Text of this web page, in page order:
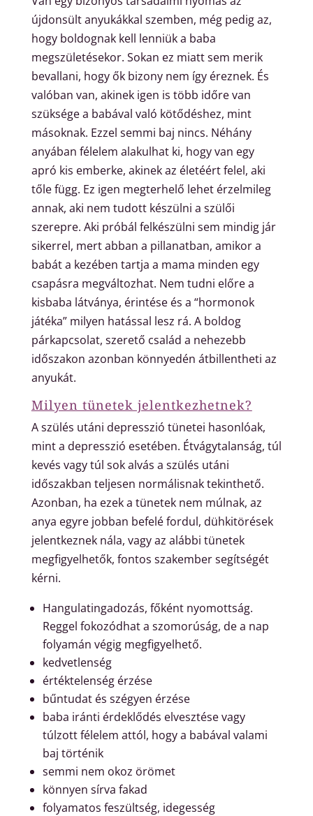
újdonsült anyukákkal szemben, még pedig az,
hogy boldognak kell lenniük a baba
megszületésekor. Sokan ez miatt sem merik
bevallani, hogy ők bizony nem így éreznek. És
valóban van, akinek igen is több időre van
szüksége a babával való kötődéshez, mint
másoknak. Ezzel semmi baj nincs. Néhány
anyában félelem alakulhat ki, hogy van egy
apró kis emberke, akinek az életéért felel, aki
tőle függ. Ez igen megterhelő lehet érzelmileg
annak, aki nem tudott készülni a szülői
szerepre. Aki próbál felkészülni sem mindig jár
sikerrel, mert abban a pillanatban, amikor a
babát a kezében tartja a mama minden egy
csapásra megváltozhat. Nem tudni előre a
kisbaba látványa, érintése és a “hormonok
játéka” milyen hatással lesz rá. A boldog
párkapcsolat, szerető család a nehezebb
időszakon azonban könnyedén átbillentheti az
anyukát.
Milyen tünetek jelentkezhetnek?
A szülés utáni depresszió tünetei hasonlóak,
mint a depresszió esetében. Étvágytalanság, túl
kevés vagy túl sok alvás a szülés utáni
időszakban teljesen normálisnak tekinthető.
Azonban, ha ezek a tünetek nem múlnak, az
anya egyre jobban befelé fordul, dühkitörések
jelentkeznek nála, vagy az alábbi tünetek
megfigyelhetők, fontos szakember segítségét
kérni.
Hangulatingadozás, főként nyomottság.
Reggel fokozódhat a szomorúság, de a nap
folyamán végig megfigyelhető.
kedvetlenség
értéktelenség érzése
bűntudat és szégyen érzése
baba iránti érdeklődés elvesztése vagy
túlzott félelem attól, hogy a babával valami
baj történik
semmi nem okoz örömet
könnyen sírva fakad
folyamatos feszültség, idegesség